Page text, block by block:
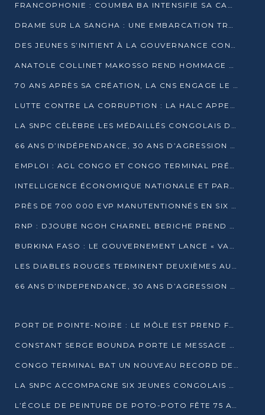
FRANCOPHONIE : COUMBA BA INTENSIFIE SA CAMPAGNE POUR LA SUCCESSION À LA TÊTE DE L’OIF
DRAME SUR LA SANGHA : UNE EMBARCATION TRANSPORTANT DES FIDÈLES DE « NZAMBÉ YA L’HUILE » FAIT NAUFRAGE À OUESSO
DES JEUNES S’INITIENT À LA GOUVERNANCE CONTINENTALE À BRAZZAVILLE
ANATOLE COLLINET MAKOSSO REND HOMMAGE À JEAN-PAUL PIGASSE
70 ANS APRÈS SA CRÉATION, LA CNS ENGAGE LE VIRAGE DE LA DIGITALISATION
LUTTE CONTRE LA CORRUPTION : LA HALC APPELLE À PASSER DES DISCOURS AUX ACTES
LA SNPC CÉLÈBRE LES MÉDAILLÉS CONGOLAIS DES OLYMPIADES PANAFRICAINES DE MATHÉMATIQUES 2026
66 ANS D’INDÉPENDANCE, 30 ANS D’AGRESSION RWANDAISE : 4 PRÉSIDENCES, UN ÉCHEC COLLECTIF
EMPLOI : AGL CONGO ET CONGO TERMINAL PRÉSÉLECTIONNENT PLUS DE 70 JEUNES À POINTE-NOIRE
INTELLIGENCE ÉCONOMIQUE NATIONALE ET PARTENARIATS INTERNATIONAUX : VERS UNE DOCTRINE SOUVERAINE DE SÉCURITÉ ÉCONOMIQUE
PRÈS DE 700 000 EVP MANUTENTIONNÉS EN SIX MOIS PAR CONGO TERMINAL
RNP : DJOUBE NGOH CHARNEL BERICHE PREND LES RÊNES DU PARTI
BURKINA FASO : LE GOUVERNEMENT LANCE « VACANCES UTILES 2026 » POUR FORMER LES ÉLÈVES À 15 MÉTIERS
LES DIABLES ROUGES TERMINENT DEUXIÈMES AU CHAMPIONNAT D’AFRIQUE ZONE 3
66 ANS D’INDEPENDANCE, 30 ANS D’AGRESSION RWAN DAISE : 4 PRESIDENCES, UN ECHEC COLLECTIF
PORT DE POINTE-NOIRE : LE MÔLE EST PREND FORME ET VISE LES GÉANTS DES MERS
CONSTANT SERGE BOUNDA PORTE LE MESSAGE DE COMPASSION DE DENIS SASSOU NGUESSO EN IRAN
CONGO TERMINAL BAT UN NOUVEAU RECORD DE PRODUCTIVITÉ AU PORT DE POINTE-NOIRE
LA SNPC ACCOMPAGNE SIX JEUNES CONGOLAIS AUX OLYMPIADES PANAFRICAINES DE MATHÉMATIQUES
L’ÉCOLE DE PEINTURE DE POTO-POTO FÊTE 75 ANS AU SERVICE DE L’ART CONGOLAIS